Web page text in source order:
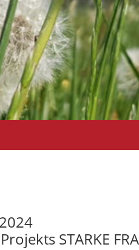
STARKE